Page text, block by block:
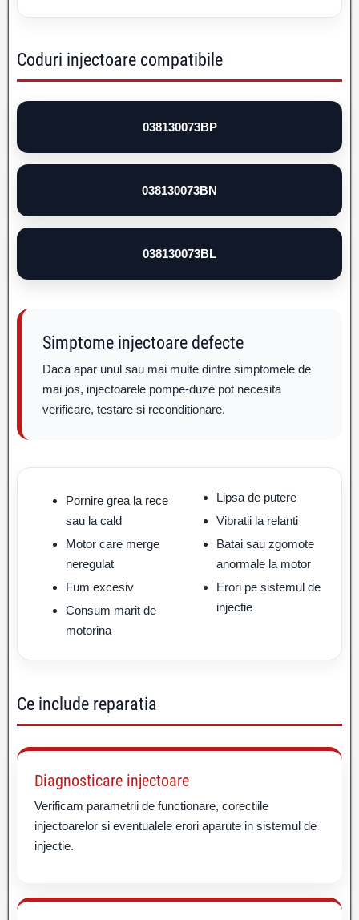
Coduri injectoare compatibile
038130073BP
038130073BN
038130073BL
Simptome injectoare defecte
Daca apar unul sau mai multe dintre simptomele de
mai jos, injectoarele pompe-duze pot necesita
verificare, testare si reconditionare.
Pornire grea la rece
sau la cald
Motor care merge
neregulat
Fum excesiv
Consum marit de
motorina
Lipsa de putere
Vibratii la relanti
Batai sau zgomote
anormale la motor
Erori pe sistemul de
injectie
Ce include reparatia
Diagnosticare injectoare
Verificam parametrii de functionare, corectiile
injectoarelor si eventualele erori aparute in sistemul de
injectie.